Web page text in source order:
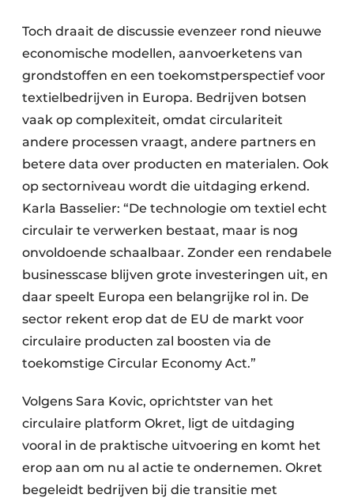
Toch draait de discussie evenzeer rond nieuwe
economische modellen, aanvoerketens van
grondstoffen en een toekomstperspectief voor
textielbedrijven in Europa. Bedrijven botsen
vaak op complexiteit, omdat circulariteit
andere processen vraagt, andere partners en
betere data over producten en materialen. Ook
op sectorniveau wordt die uitdaging erkend.
Karla Basselier: “De technologie om textiel echt
circulair te verwerken bestaat, maar is nog
onvoldoende schaalbaar. Zonder een rendabele
businesscase blijven grote investeringen uit, en
daar speelt Europa een belangrijke rol in. De
sector rekent erop dat de EU de markt voor
circulaire producten zal boosten via de
toekomstige Circular Economy Act.”
Volgens Sara Kovic, oprichtster van het
circulaire platform Okret, ligt de uitdaging
vooral in de praktische uitvoering en komt het
erop aan om nu al actie te ondernemen. Okret
begeleidt bedrijven bij die transitie met